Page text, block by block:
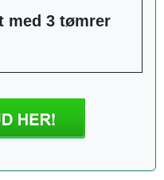
med 3 tømrer